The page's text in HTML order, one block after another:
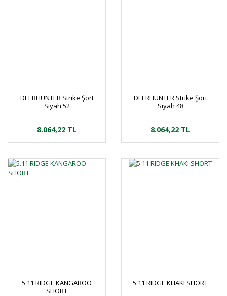
DEERHUNTER Strike Şort
Siyah 52
8.064,22 TL
DEERHUNTER Strike Şort
Siyah 48
8.064,22 TL
5.11 RIDGE KANGAROO
SHORT
5.11 RIDGE KHAKI SHORT